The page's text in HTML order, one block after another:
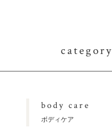
category
body care
ボディケア